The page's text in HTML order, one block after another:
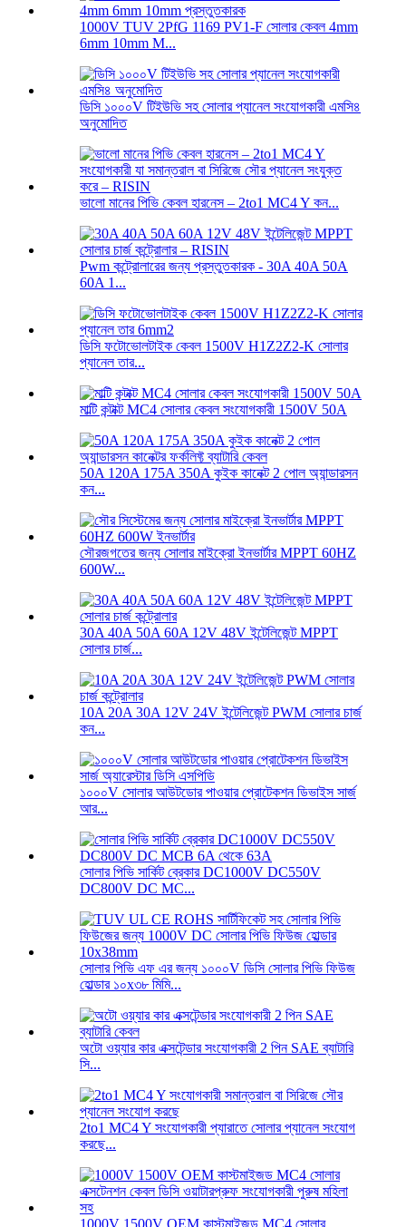
1000V TUV 2PfG 1169 PV1-F সোলার কেবল 4mm
6mm 10mm M...
ডিসি ১০০০V টিইউভি সহ সোলার প্যানেল সংযোগকারী এমসি৪
অনুমোদিত
ভালো মানের পিভি কেবল হারনেস – 2to1 MC4 Y কন...
Pwm কন্ট্রোলারের জন্য প্রস্তুতকারক - 30A 40A 50A
60A 1...
ডিসি ফটোভোলটাইক কেবল 1500V H1Z2Z2-K সোলার
প্যানেল তার...
মাল্টি কন্টাক্ট MC4 সোলার কেবল সংযোগকারী 1500V 50A
50A 120A 175A 350A কুইক কানেক্ট 2 পোল অ্যান্ডারসন
কন...
সৌরজগতের জন্য সোলার মাইক্রো ইনভার্টার MPPT 60HZ
600W...
30A 40A 50A 60A 12V 48V ইন্টেলিজেন্ট MPPT
সোলার চার্জ...
10A 20A 30A 12V 24V ইন্টেলিজেন্ট PWM সোলার চার্জ
কন...
১০০০V সোলার আউটডোর পাওয়ার প্রোটেকশন ডিভাইস সার্জ
আর...
সোলার পিভি সার্কিট ব্রেকার DC1000V DC550V
DC800V DC MC...
সোলার পিভি এফ এর জন্য ১০০০V ডিসি সোলার পিভি ফিউজ
হোল্ডার ১০x৩৮ মিমি...
অটো ওয়্যার কার এক্সটেন্ডার সংযোগকারী 2 পিন SAE ব্যাটারি
সি...
2to1 MC4 Y সংযোগকারী প্যারাতে সোলার প্যানেল সংযোগ
করছে...